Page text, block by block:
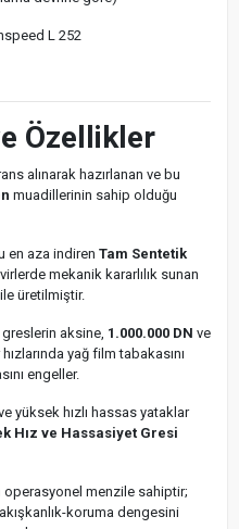
L 252
Özellikler
alınarak hazırlanan ve bu
muadillerinin sahip olduğu
en aza indiren Tam Sentetik
mekanik kararlılık sunan
üretilmiştir.
aksine, 1.000.000 DN ve
yağ film tabakasını
engeller.
yüksek hızlı hassas yataklar
Hız ve Hassasiyet Gresi
operasyonel menzile sahiptir;
akışkanlık-koruma dengesini